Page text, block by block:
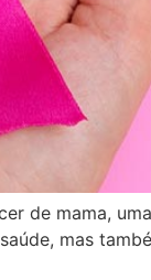
de mama,
mas